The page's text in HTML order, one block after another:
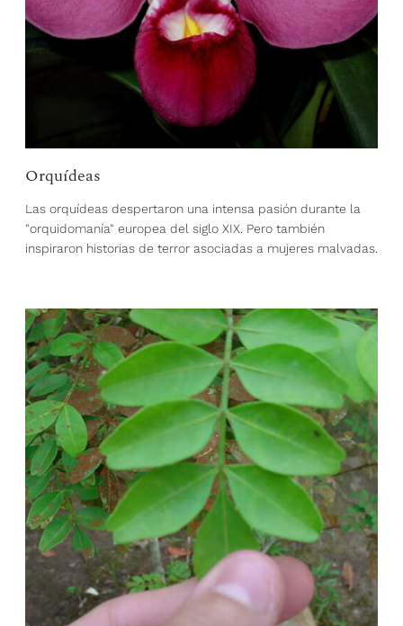
Orquídeas
Las orquídeas despertaron una intensa pasión durante la
"orquidomanía" europea del siglo XIX. Pero también
inspiraron historias de terror asociadas a mujeres malvadas.